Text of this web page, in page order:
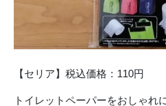
【セリア】税込価格：110円
トイレットペーパーをおしゃれ